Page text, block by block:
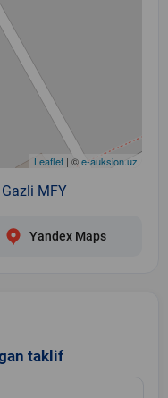
Leaflet | ©e-auksion.uz
MFY
Yandex Maps
taklif